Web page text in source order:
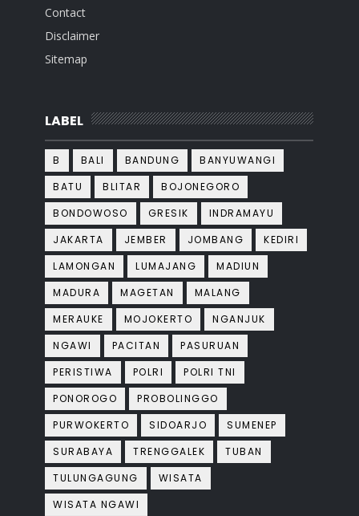
Contact
Disclaimer
Sitemap
LABEL
B BALI BANDUNG
BANYUWANGI
BATU
BLITAR
BOJONEGORO
BONDOWOSO
GRESIK
INDRAMAYU
JAKARTA
JEMBER JOMBANG
KEDIRI
LAMONGAN
LUMAJANG
MADIUN
MADURA
MAGETAN
MALANG
MERAUKE
MOJOKERTO
NGANJUK
NGAWI
PACITAN
PASURUAN
PERISTIWA
POLRI
POLRI TNI
PONOROGO
PROBOLINGGO
PURWOKERTO
SIDOARJO
SUMENEP
SURABAYA
TRENGGALEK
TUBAN
TULUNGAGUNG
WISATA
WISATA NGAWI